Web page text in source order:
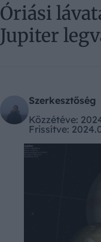
Óriási
Jupiter
Szerkesztőség
Közzétéve:
Frissítve: